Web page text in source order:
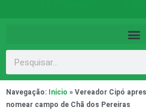
Navegação: Início » Vereador Cipó
nomear campo de Chã dos Pereiras